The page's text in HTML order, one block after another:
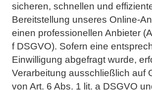
sicheren, schnellen und
Bereitstellung unseres Online-
einen professionellen Anbieter
f DSGVO). Sofern eine
Einwilligung abgefragt wurde,
Verarbeitung ausschließlich auf
von Art. 6 Abs. 1 lit. a DSGVO